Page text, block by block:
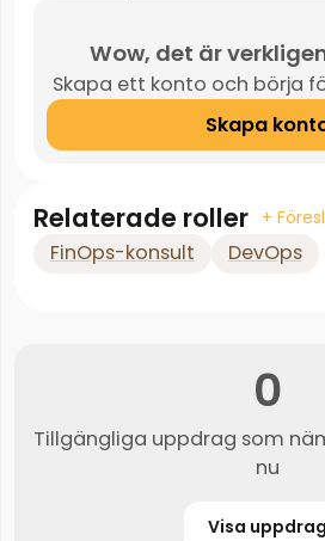
Wow, det är
Skapa ett konto och börja
Skapa
Relaterade roller +
FinOps-konsult DevOps
0
Tillgängliga uppdrag som
nu
Visa uppdrag